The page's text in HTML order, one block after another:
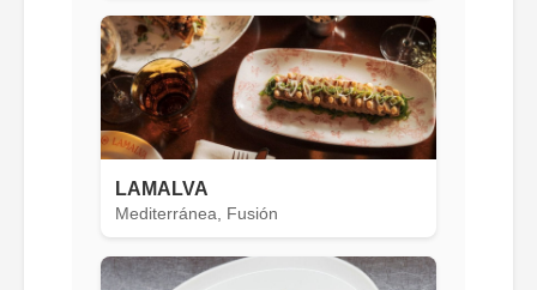
LAMALVA
Mediterránea, Fusión